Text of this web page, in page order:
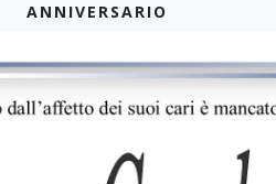
ANNIVERSARIO